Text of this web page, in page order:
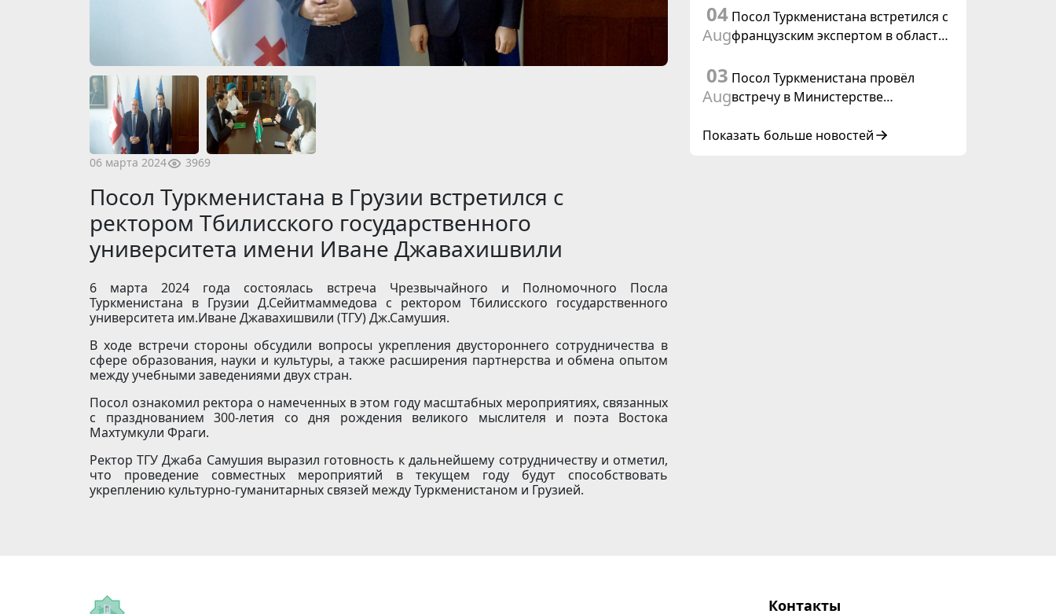
06 марта 2024 3969
Посол Туркменистана в Грузии встретился с
ректором Тбилисского государственного
университета имени Иване Джавахишвили
6 марта 2024 года состоялась встреча Чрезвычайного и Полномочного Посла
Туркменистана в Грузии Д.Сейитмаммедова с ректором Тбилисского государственного
университета им.Иване Джавахишвили (ТГУ) Дж.Самушия.
В ходе встречи стороны обсудили вопросы укрепления двустороннего сотрудничества в
сфере образования, науки и культуры, а также расширения партнерства и обмена опытом
между учебными заведениями двух стран.
Посол ознакомил ректора о намеченных в этом году масштабных мероприятиях, связанных
с празднованием 300-летия со дня рождения великого мыслителя и поэта Востока
Махтумкули Фраги.
Ректор ТГУ Джаба Самушия выразил готовность к дальнейшему сотрудничеству и отметил,
что проведение совместных мероприятий в текущем году будут способствовать
укреплению культурно-гуманитарных связей между Туркменистаном и Грузией.
цифровому коридору CAREC в
Исламабаде
04
Aug
Посол Туркменистана встретился с
французским экспертом в области
03
Aug
Посол Туркменистана провёл
встречу в Министерстве
Показать больше новостей
Контакты